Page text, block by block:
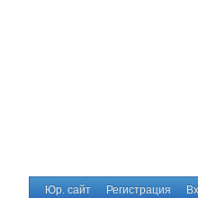
Юр. сайт Регистрация